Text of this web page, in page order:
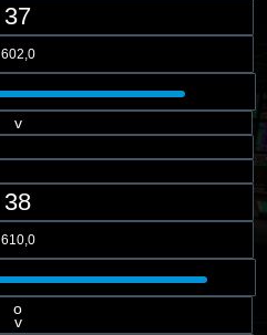
37
602,0
v
38
610,0
o
v